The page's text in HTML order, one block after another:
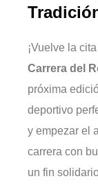
¡Vuelve la
Carrera del
próxima
deportivo
y empezar el
carrera con
un fin